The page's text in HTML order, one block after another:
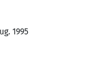
1995